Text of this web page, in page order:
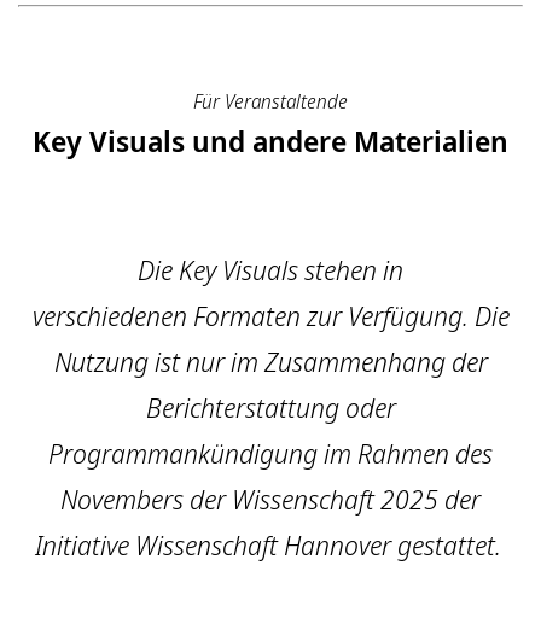
Für Veranstaltende
Key Visuals und andere Materialien
Die Key Visuals stehen in
verschiedenen Formaten zur Verfügung. Die
Nutzung ist nur im Zusammenhang der
Berichterstattung oder
Programmankündigung im Rahmen des
Novembers der Wissenschaft 2025 der
Initiative Wissenschaft Hannover gestattet.